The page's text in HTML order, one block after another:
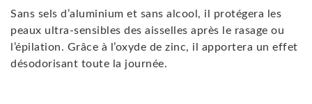
Sans sels d’aluminium et sans alcool, il protégera les
peaux ultra-sensibles des aisselles après le rasage ou
l’épilation. Grâce à l’oxyde de zinc, il apportera un effet
désodorisant toute la journée.